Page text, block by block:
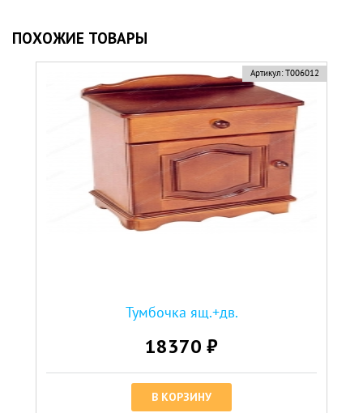
ПОХОЖИЕ ТОВАРЫ
Артикул: Т006012
Тумбочка ящ.+дв.
18370 ₽
В КОРЗИНУ